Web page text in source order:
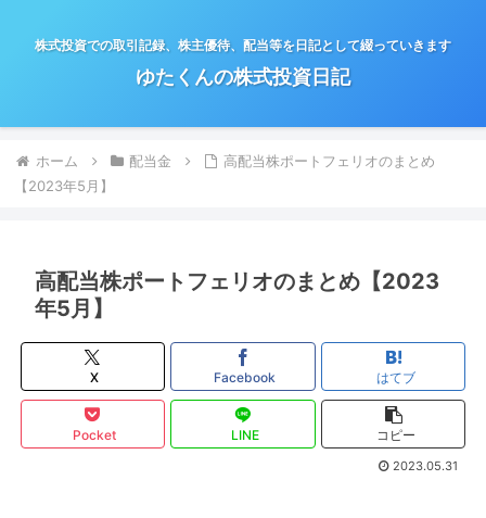
株式投資での取引記録、株主優待、配当等を日記として綴っていきます
ゆたくんの株式投資日記
ホーム 配当金
高配当株ポートフェリオのまとめ
【2023年5月】
高配当株ポートフェリオのまとめ【2023
年5月】
X Facebook はてブ
Pocket LINE コピー
2023.05.31